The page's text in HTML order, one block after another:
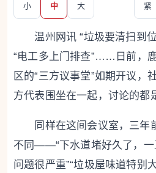
小 中 大 紧
温州网讯 “垃圾要清扫到位
“电工多上门排查”……日前，
区的“三方议事堂”如期开议，
方代表围坐在一起，讨论的都
同样在这间会议室，三年
不同——“下水道堵好久了，一
问题很严重”“垃圾屋味道特